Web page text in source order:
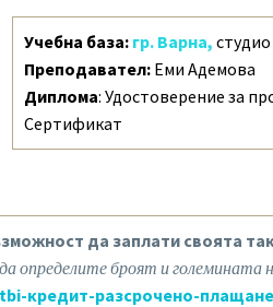
Учебна база: гр. Варна,
Преподавател: Еми Адемова
Диплома: Удостоверение за
Сертификат
да заплати своята
броят и големината
кредит-разсрочено-